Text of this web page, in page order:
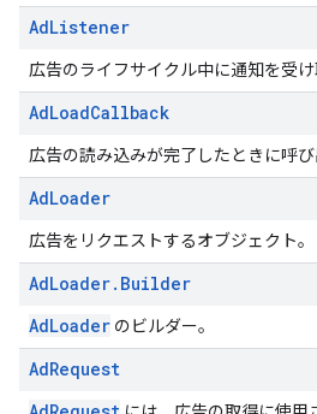
AdListener
広告のライフサイクル中に通知を受け
AdLoadCallback
広告の読み込みが完了したときに呼び
AdLoader
広告をリクエストするオブジェクト。
AdLoader. Builder
AdLoader のビルダー。
AdRequest